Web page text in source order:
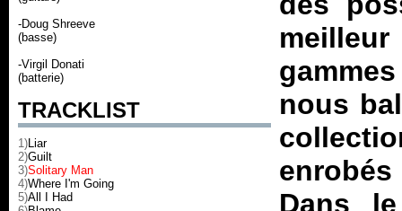
-Doug Shreeve
(basse)
-Virgil Donati
(batterie)
TRACKLIST
1)Liar
2)Guilt
3)Solitary Man
4)Where I'm Going
5)All I Had
nous
Dans